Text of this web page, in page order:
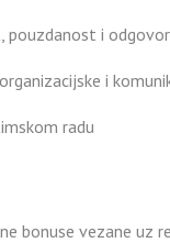
pouzdanost i
i
radu
bonuse vezane uz